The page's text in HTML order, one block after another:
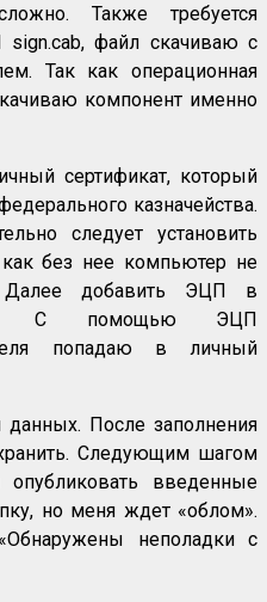
Также требуется
sign.cab, файл скачиваю с
Так как операционная
компонент именно
сертификат, который
казначейства.
следует установить
без нее компьютер не
Далее добавить ЭЦП в
С помощью ЭЦП
попадаю в личный
После заполнения
Следующим шагом
введенные
но меня ждет «облом».
неполадки с